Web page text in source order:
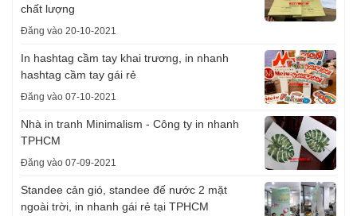
chất lượng
Đăng vào 20-10-2021
In hashtag cầm tay khai trương, in nhanh
hashtag cầm tay gái rẻ
Đăng vào 07-10-2021
Nhà in tranh Minimalism - Công ty in nhanh
TPHCM
Đăng vào 07-09-2021
Standee cản gió, standee đế nước 2 mặt
ngoài trời, in nhanh gái rẻ tại TPHCM